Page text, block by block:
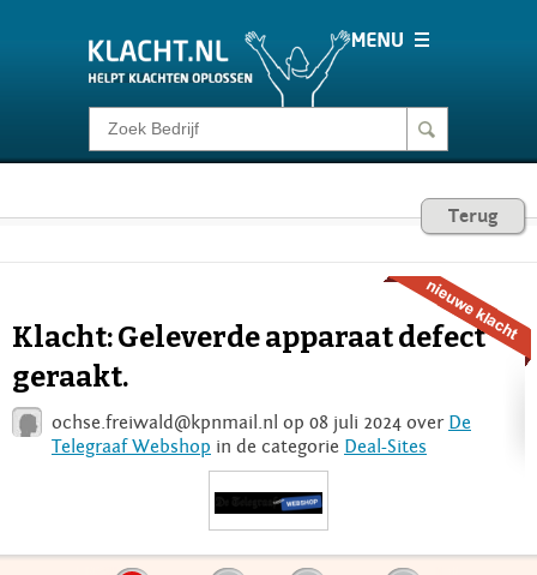
Klacht melden
Consumentenrecht
Voor Bedrijven
Login
Terug
Klacht: Geleverde apparaat defect
geraakt.
ochse.freiwald@kpnmail.nl op 08 juli 2024 over De
Telegraaf Webshop in de categorie Deal-Sites